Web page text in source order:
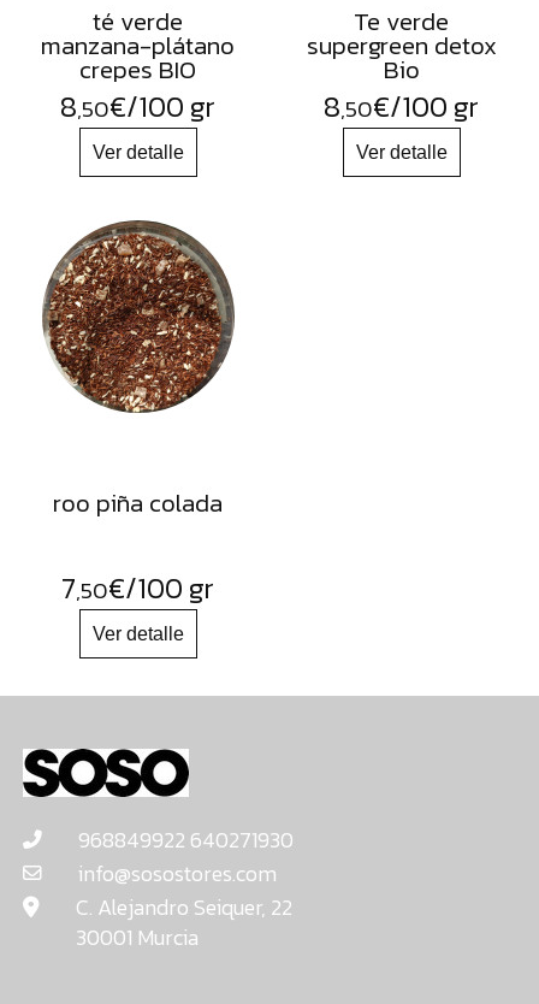
té verde
manzana-plátano
crepes BIO
8,50€/100 gr
Te verde
supergreen detox
Bio
8,50€/100 gr
roo piña colada
7,50€/100 gr
968849922 640271930
info@sosostores.com
C. Alejandro Seiquer, 22
30001 Murcia